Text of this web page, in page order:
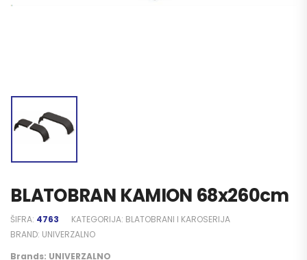
BLATOBRAN KAMION 68x260cm
ŠIFRA: 4763 KATEGORIJA: BLATOBRANI I KAROSERIJA
BRAND: UNIVERZALNO
Brands: UNIVERZALNO